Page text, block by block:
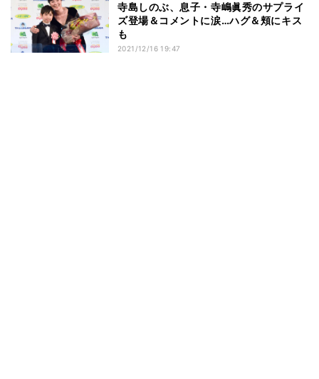
寺島しのぶ、息子・寺嶋眞秀のサプライ
ズ登場＆コメントに涙…ハグ＆頬にキス
も
2021/12/16 19:47